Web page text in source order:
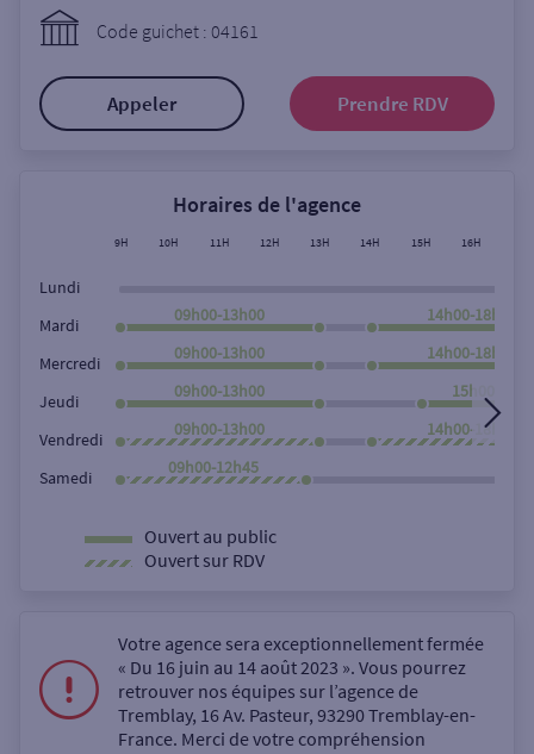
Ville / Code postal
Rechercher
Code guichet : 04161
Appeler Prendre RDV
Horaires de l'agence
9H 10H 11H 12H 13H 14H 15H 16H
Lundi
Mardi
09h00-13h00 14h00-18h00
Mercredi
09h00-13h00 14h00-18h00
Jeudi
09h00-13h00 15h00-
Vendredi
09h00-13h00 14h00-18h00
Samedi
09h00-12h45
Ouvert au public
Ouvert sur RDV
Votre agence sera exceptionnellement fermée
« Du 16 juin au 14 août 2023 ». Vous pourrez
retrouver nos équipes sur l’agence de
Tremblay, 16 Av. Pasteur, 93290 Tremblay-en-
France. Merci de votre compréhension